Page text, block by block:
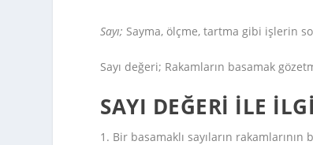
Sayı; Sayma, ölçme, tartma gibi işlerin
Sayı değeri; Rakamların basamak
SAYI DEĞERI ILE
1. Bir basamaklı sayıların